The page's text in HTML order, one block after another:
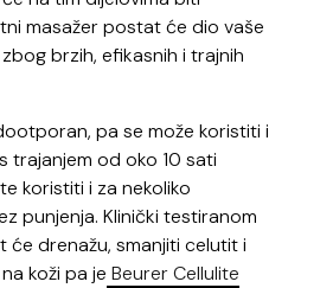
masažer postat će dio vaše
brzih, efikasnih i trajnih
pa se može koristiti i
trajanjem od oko 10 sati
koristiti i za nekoliko
punjenja. Klinički testiranom
drenažu, smanjiti celutit i
koži pa je Beurer Cellulite